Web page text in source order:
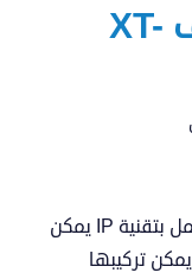
سماعات الاسقف XT-
سماعات الاسقف XT-20P من زونتل تعمل بتقنية IP يمكن
تركيبها